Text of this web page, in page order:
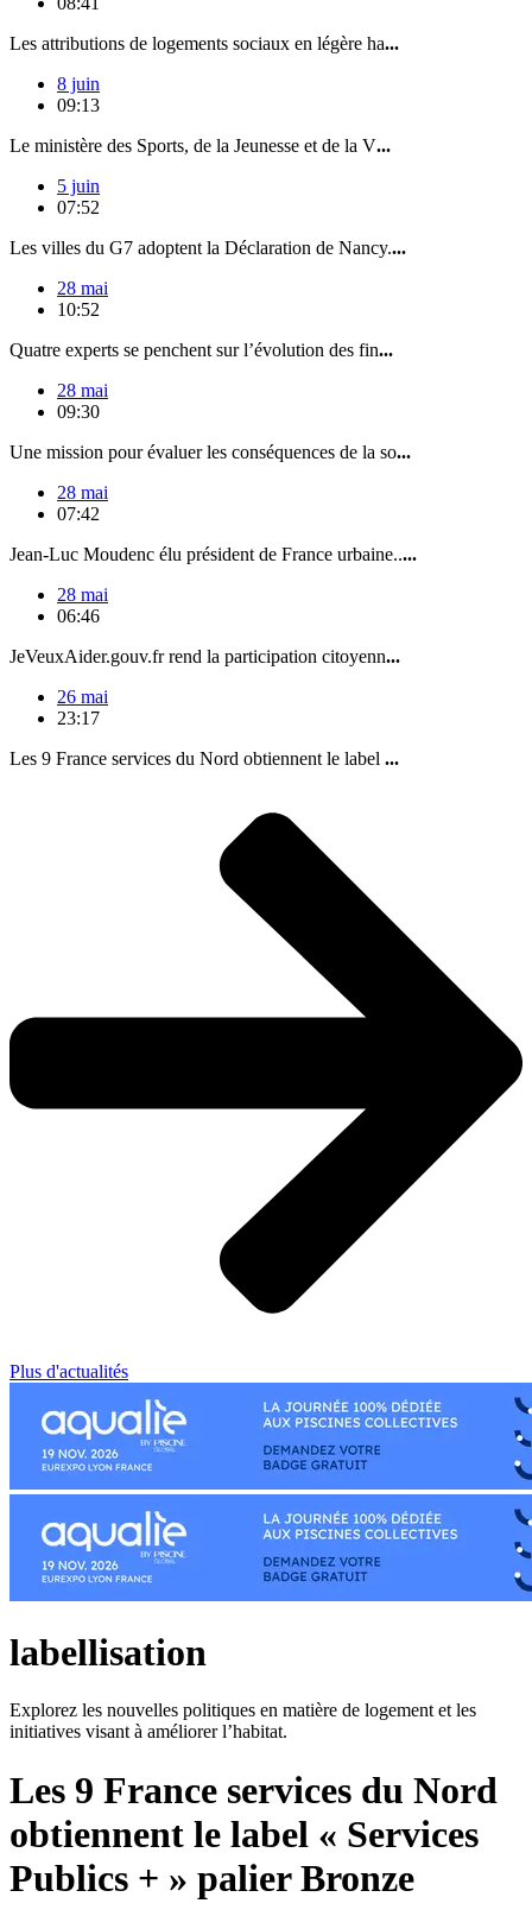
Les attributions de logements sociaux en légère ha...
8 juin
09:13
Le ministère des Sports, de la Jeunesse et de la V...
5 juin
07:52
Les villes du G7 adoptent la Déclaration de Nancy....
28 mai
10:52
Quatre experts se penchent sur l’évolution des fin...
28 mai
09:30
Une mission pour évaluer les conséquences de la so...
28 mai
07:42
Jean-Luc Moudenc élu président de France urbaine.....
28 mai
06:46
JeVeuxAider.gouv.fr rend la participation citoyenn...
26 mai
23:17
Les 9 France services du Nord obtiennent le label ...
Plus d'actualités
labellisation
Explorez les nouvelles politiques en matière de logement et les
initiatives visant à améliorer l’habitat.
Les 9 France services du Nord
obtiennent le label « Services
Publics + » palier Bronze